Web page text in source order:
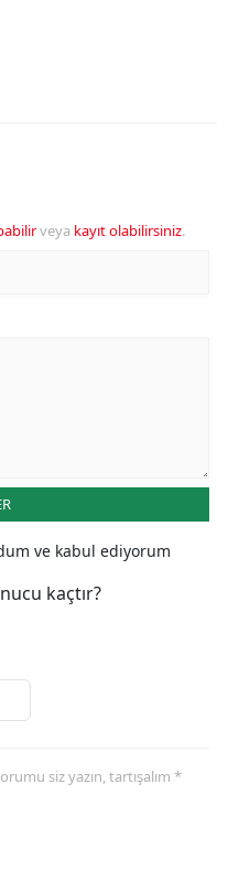
veya kayıt olabilirsiniz.
ve kabul ediyorum
kaçtır?
siz yazın, tartışalım *